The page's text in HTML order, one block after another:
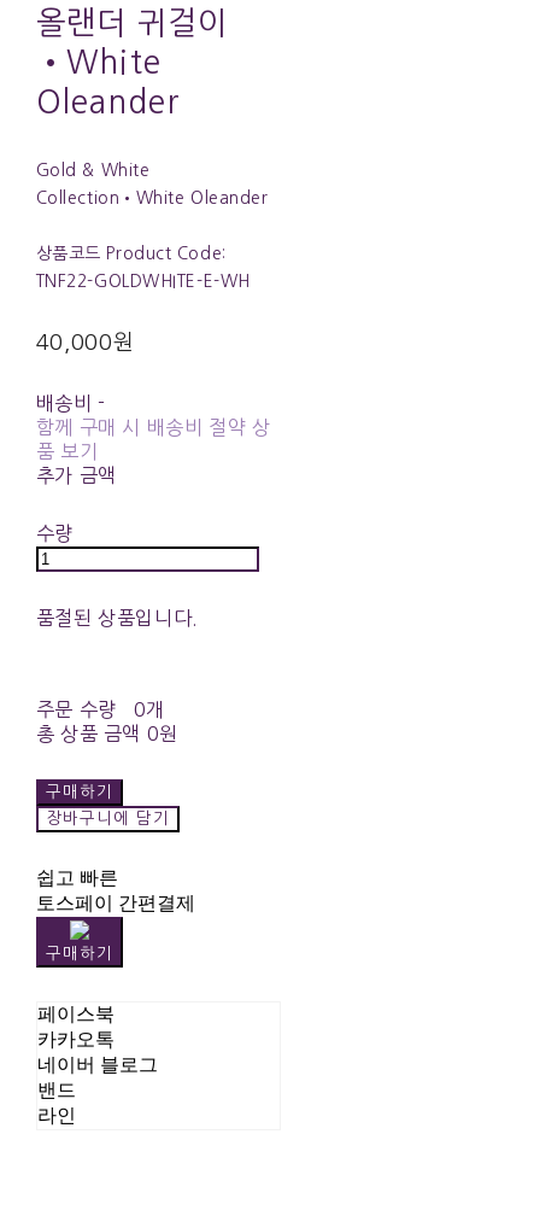
올랜더 귀걸이
•White
Oleander
Gold & White
Collection•White Oleander
상품코드 Product Code:
TNF22-GOLDWHITE-E-WH
40,000원
배송비 -
함께 구매 시 배송비 절약 상
품 보기
추가 금액
수량
품절된 상품입니다.
주문 수량
0개
총 상품 금액 0원
구매하기
장바구니에 담기
쉽고 빠른
토스페이 간편결제
구매하기
페이스북
카카오톡
네이버 블로그
밴드
라인